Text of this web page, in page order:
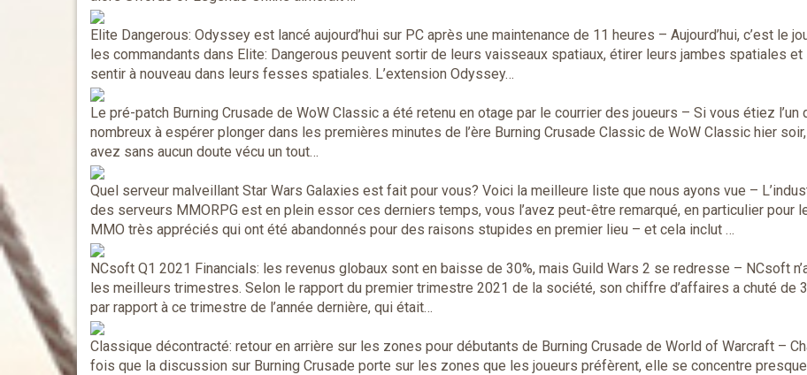
Elite Dangerous: Odyssey est lancé aujourd’hui sur PC après une maintenance de 11 heures – Aujourd’hui, c’est le
les commandants dans Elite: Dangerous peuvent sortir de leurs vaisseaux spatiaux, étirer leurs jambes spatiales et
sentir à nouveau dans leurs fesses spatiales. L’extension Odyssey…
Le pré-patch Burning Crusade de WoW Classic a été retenu en otage par le courrier des joueurs – Si vous étiez l’un
nombreux à espérer plonger dans les premières minutes de l’ère Burning Crusade Classic de WoW Classic hier
avez sans aucun doute vécu un tout…
Quel serveur malveillant Star Wars Galaxies est fait pour vous? Voici la meilleure liste que nous ayons vue –
des serveurs MMORPG est en plein essor ces derniers temps, vous l’avez peut-être remarqué, en particulier pour
MMO très appréciés qui ont été abandonnés pour des raisons stupides en premier lieu – et cela inclut …
NCsoft Q1 2021 Financials: les revenus globaux sont en baisse de 30%, mais Guild Wars 2 se redresse – NCsoft
les meilleurs trimestres. Selon le rapport du premier trimestre 2021 de la société, son chiffre d’affaires a chuté de
par rapport à ce trimestre de l’année dernière, qui était…
Classique décontracté: retour en arrière sur les zones pour débutants de Burning Crusade de World of Warcraft –
fois que la discussion sur Burning Crusade porte sur les zones que les joueurs préfèrent, elle se concentre presque